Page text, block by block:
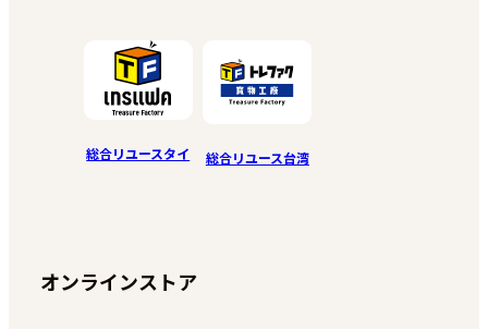
総合リユースタイ 総合リユース台湾
オンラインストア